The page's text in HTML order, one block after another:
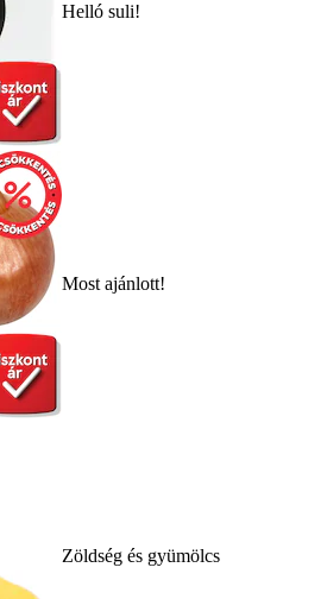
Helló suli!
Most ajánlott!
Zöldség és gyümölcs